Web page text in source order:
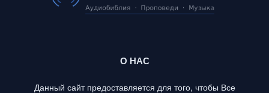
О НАС
Данный сайт предоставляется для того, чтобы Все